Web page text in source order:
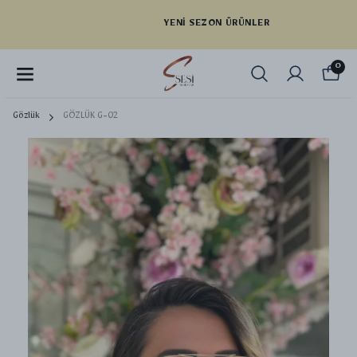
YENI SEZON ÜRÜNLER
0
Gözlük GÖZLÜK G-02